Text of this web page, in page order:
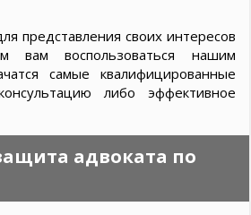
представления своих интересов
вам воспользоваться нашим
самые квалифицированные
либо эффективное
адвоката по